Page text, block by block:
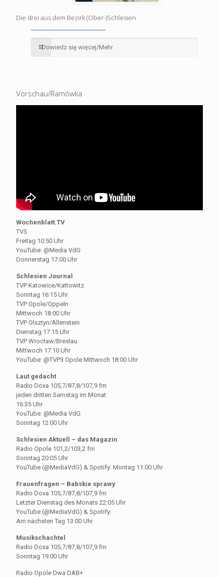
Die drei aus dem Bezirk (Ober-)Schlesien
Dowiedz się więcej/Mehr
Vorschau/Ramówka
Wochenblatt.TV
TVS
Freitag 10:50 Uhr
YouTube: @Media VdG
Donnerstag 17:00 Uhr
Schlesien Journal
TVP Katowice/Kattowitz
Sonntag 16:15 Uhr
TVP Opole/Oppeln
Mittwoch 18:00 Uhr
TVP Olsztyn/Allenstein
Dienstag 17:15 Uhr
TVP Wrocław/Breslau
Mittwoch 17:10 Uhr
YouTube: @TVP3 Opole Mittwoch 18:00 Uhr
Laut gedacht
Radio Doxa 105,7/87,8/107,9 fm
jeden dritten Samstag im Monat
16:35 Uhr
YouTube: @Media VdG
Sonntag 12:00 Uhr
Schlesien Aktuell – das Magazin
Radio Opole 101,2/103,2 fm
Sonntag 20:05 Uhr
YouTube (@MediaVdG) & Spotify: Montag 11:00 Uhr
Frauenfragen – Babskie sprawy
Radio Doxa 105,7/87,8/107,9 fm
Letzter Dienstag des Monats 22:05 Uhr
YouTube (@MediaVdG) & Spotify:
Am nächsten Tag 13:00 Uhr
Musikschachtel
Radio Doxa 105,7/87,8/107,9 fm
Sonntag 19:00 Uhr
Radio Opole Dwa DAB+